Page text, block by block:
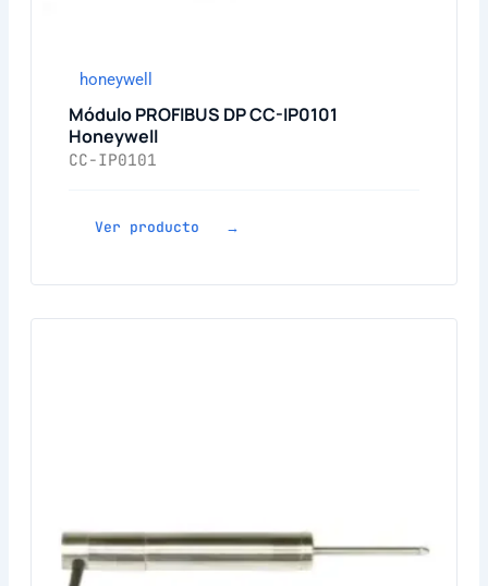
honeywell
Módulo PROFIBUS DP CC-IP0101
Honeywell
CC-IP0101
Ver producto →